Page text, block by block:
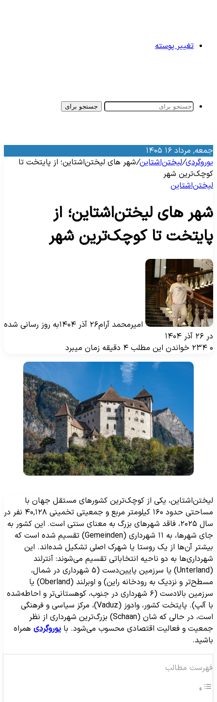
تغییر پوسته
جستجو برای
مرداد ۱۶ ۱۴۰۵
/لیختن‌اشتاین/شهر های لیختن‌اشتاین؛ از پایتخت تا
شهر
های لیختن‌اشتاین؛ از
تا کوچک‌ترین شهر
امیرمحمد آرام۲۶ آذر ۱۴۰۴
به روز رسانی شده
۱۴۰۴
خواندن این مطلب ۴ دقیقه زمان میبرد
یکی از کوچک‌ترین کشورهای مستقل جهان با
مساحتی حدود ۱۶۰ کیلومتر مربع و جمعیتی تخمینی ۴۰,۱۲۸ نفر در
سال ۲۰۲۵، فاقد شهرهای بزرگ به معنای سنتی است. این کشور به
جای شهرها، به ۱۱ شهرداری (Gemeinden) تقسیم شده است که
آن‌ها از یک روستا یا شهرک اصلی تشکیل شده‌اند. این
به دو ناحیه انتخاباتی تقسیم می‌شوند: آنترلند
(Unterland) یا سرزمین پایین‌دست (۵ شهرداری در شمال،
مسطح‌تر و نزدیک به رودخانه راین) و اوبرلند (Oberland) یا
سرزمین بالادست (۶ شهرداری در جنوب، کوهستانی‌تر و احاطه‌شده
با آلپ). پایتخت کشور، وادوز (Vaduz)، مرکز سیاسی و فرهنگی
است، در حالی که شان (Schaan) بزرگ‌ترین شهرداری از نظر
و فعالیت اقتصادی محسوب می‌شود. بایوروگردیهمراه
مطالب